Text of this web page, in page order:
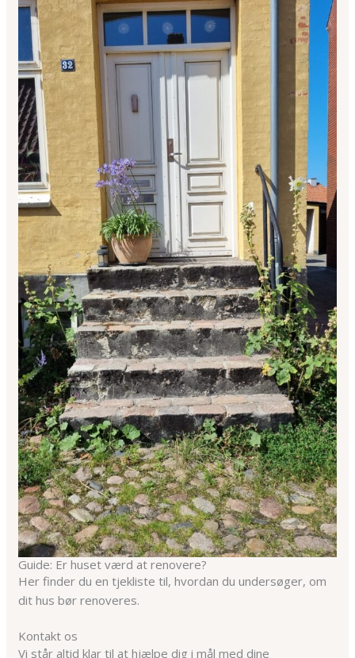
Guide: Er huset værd at renovere?
Her finder du en tjekliste til, hvordan du undersøger, om
dit hus bør renoveres.
Kontakt os
Vi står altid klar til at hjælpe dig i mål med dine